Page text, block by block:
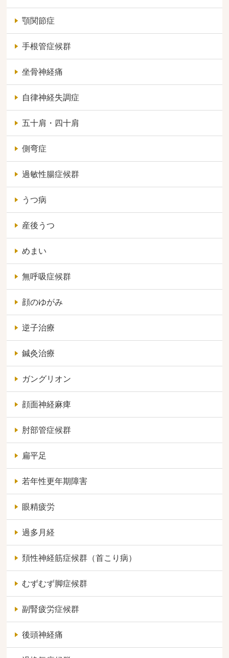
顎関節症
手根管症候群
坐骨神経痛
自律神経失調症
五十肩・四十肩
側弯症
過敏性腸症候群
うつ病
産後うつ
めまい
無呼吸症候群
顔のゆがみ
逆子治療
鍼灸治療
ガングリオン
顔面神経麻痺
肘部管症候群
扁平足
若年性更年期障害
眼精疲労
過多月経
頚性神経筋症候群（首こり病）
むずむず脚症候群
副腎疲労症候群
後頭神経痛